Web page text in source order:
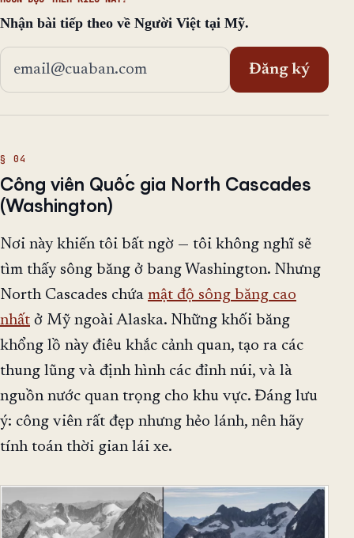
Nhận bài tiếp theo về Người Việt tại Mỹ.
Địa chỉ email
Đăng ký
Công viên Quốc gia North Cascades
(Washington)
Nơi này khiến tôi bất ngờ — tôi không nghĩ sẽ
tìm thấy sông băng ở bang Washington. Nhưng
North Cascades chứa mật độ sông băng cao
nhất ở Mỹ ngoài Alaska. Những khối băng
khổng lồ này điêu khắc cảnh quan, tạo ra các
thung lũng và định hình các đỉnh núi, và là
nguồn nước quan trọng cho khu vực. Đáng lưu
ý: công viên rất đẹp nhưng hẻo lánh, nên hãy
tính toán thời gian lái xe.